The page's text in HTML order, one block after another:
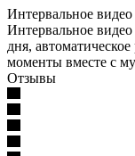
Интервальное
Интервальное
дня,
моменты вместе с
Отзывы